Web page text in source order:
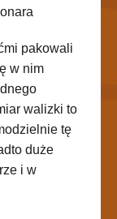
pakowali
w nim
walizki to
tę
duże
i w